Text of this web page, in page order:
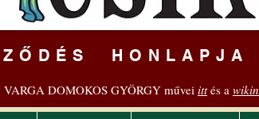
HONLAPJA
VARGA DOMOKOS GYÖRGY művei ittés a wikin